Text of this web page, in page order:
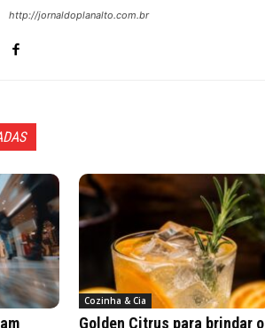
http://jornaldoplanalto.com.br
Cozinha & Cia
Golden Citrus para brindar o